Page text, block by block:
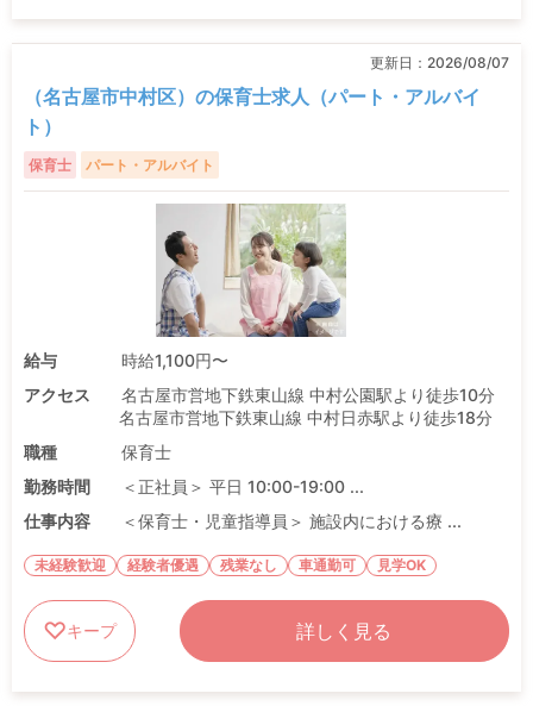
更新日： 2026/08/07
（名古屋市中村区）の保育士求人（パート・アルバイ
ト）
保育士 パート・アルバイト
給与
時給1,100円〜
アクセス
名古屋市営地下鉄東山線 中村公園駅より徒歩10分
名古屋市営地下鉄東山線 中村日赤駅より徒歩18分
職種
保育士
勤務時間
＜正社員＞ 平日 10:00-19:00 ...
仕事内容
＜保育士・児童指導員＞ 施設内における療 ...
未経験歓迎 経験者優遇 残業なし 車通勤可 見学OK
キープ 詳しく見る